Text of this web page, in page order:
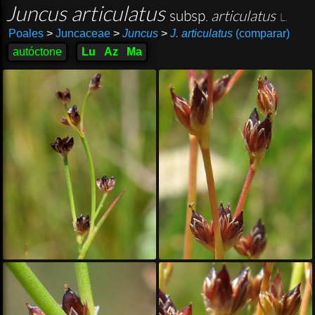
Juncus articulatus subsp. articulatus
Poales >Juncaceae > Juncus > J. articulatus(comparar)
autóctone
Lu Az Ma